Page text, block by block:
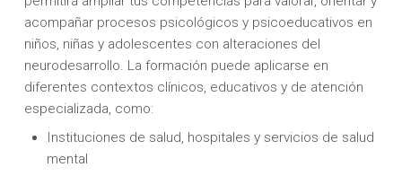
acompañar procesos psicológicos y psicoeducativos en
niños, niñas y adolescentes con alteraciones del
neurodesarrollo. La formación puede aplicarse en
diferentes contextos clínicos, educativos y de atención
especializada, como:
Instituciones de salud, hospitales y servicios de salud
mental